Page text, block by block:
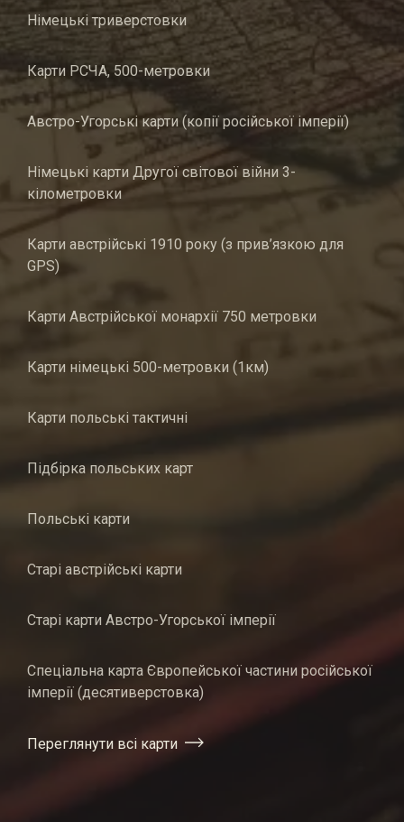
Німецькі триверстовки
Карти РСЧА, 500-метровки
Австро-Угорські карти (копії російської імперії)
Німецькі карти Другої світової війни 3-
кілометровки
Карти австрійські 1910 року (з прив’язкою для
GPS)
Карти Австрійської монархії 750 метровки
Карти німецькі 500-метровки (1км)
Карти польські тактичні
Підбірка польських карт
Польські карти
Старі австрійські карти
Старі карти Австро-Угорської імперії
Спеціальна карта Європейської частини російської
імперії (десятиверстовка)
Переглянути всі карти